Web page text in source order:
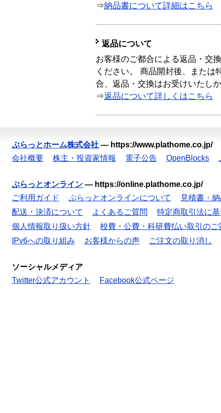
⇒納品書について詳細はこちら
返品について
お客様のご都合による返品・交
ください。 商品開封後、または
合、返品・交換はお受けいたし
⇒返品について詳しくはこちら
ぷらっとホーム株式会社 — https://www.plathome.co.jp/
会社概要
株主・投資家情報 電子公告 OpenBlocks
ぷらっとオンライン — https://online.plathome.co.jp/
ご利用ガイド
ぷらっとオンラインについて
見積書・
配送・決済について
よくあるご質問
特定商取引法に
個人情報取り扱い方針
校費・公費・科研費払い取引のご
IPv6への取り組み
お客様からの声 ご注文の取り消し
ソーシャルメディア
Twitter公式アカウント
Facebook公式ページ